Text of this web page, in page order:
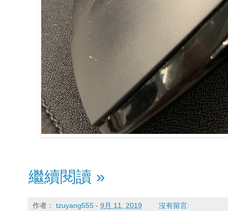
繼續閱讀 »
作者： tzuyang555 - 9月 11, 2019 沒有留言: